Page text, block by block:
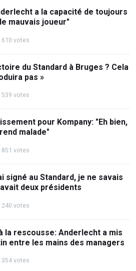
a la capacité de toujours
mauvais joueur"
610 votes
du Standard à Bruges ? Cela
pas »
539 votes
pour Kompany: "Eh bien,
malade"
851 votes
signé au Standard, je ne savais
deux présidents
240 votes
la rescousse: Anderlecht a mis
entre les mains des managers
354 votes